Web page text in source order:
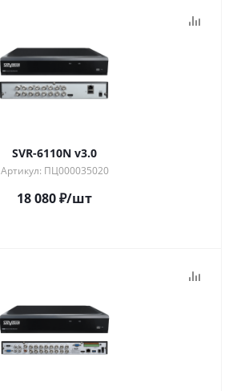
SVR-6110N v3.0
Артикул: ПЦ000035020
18 080₽/шт